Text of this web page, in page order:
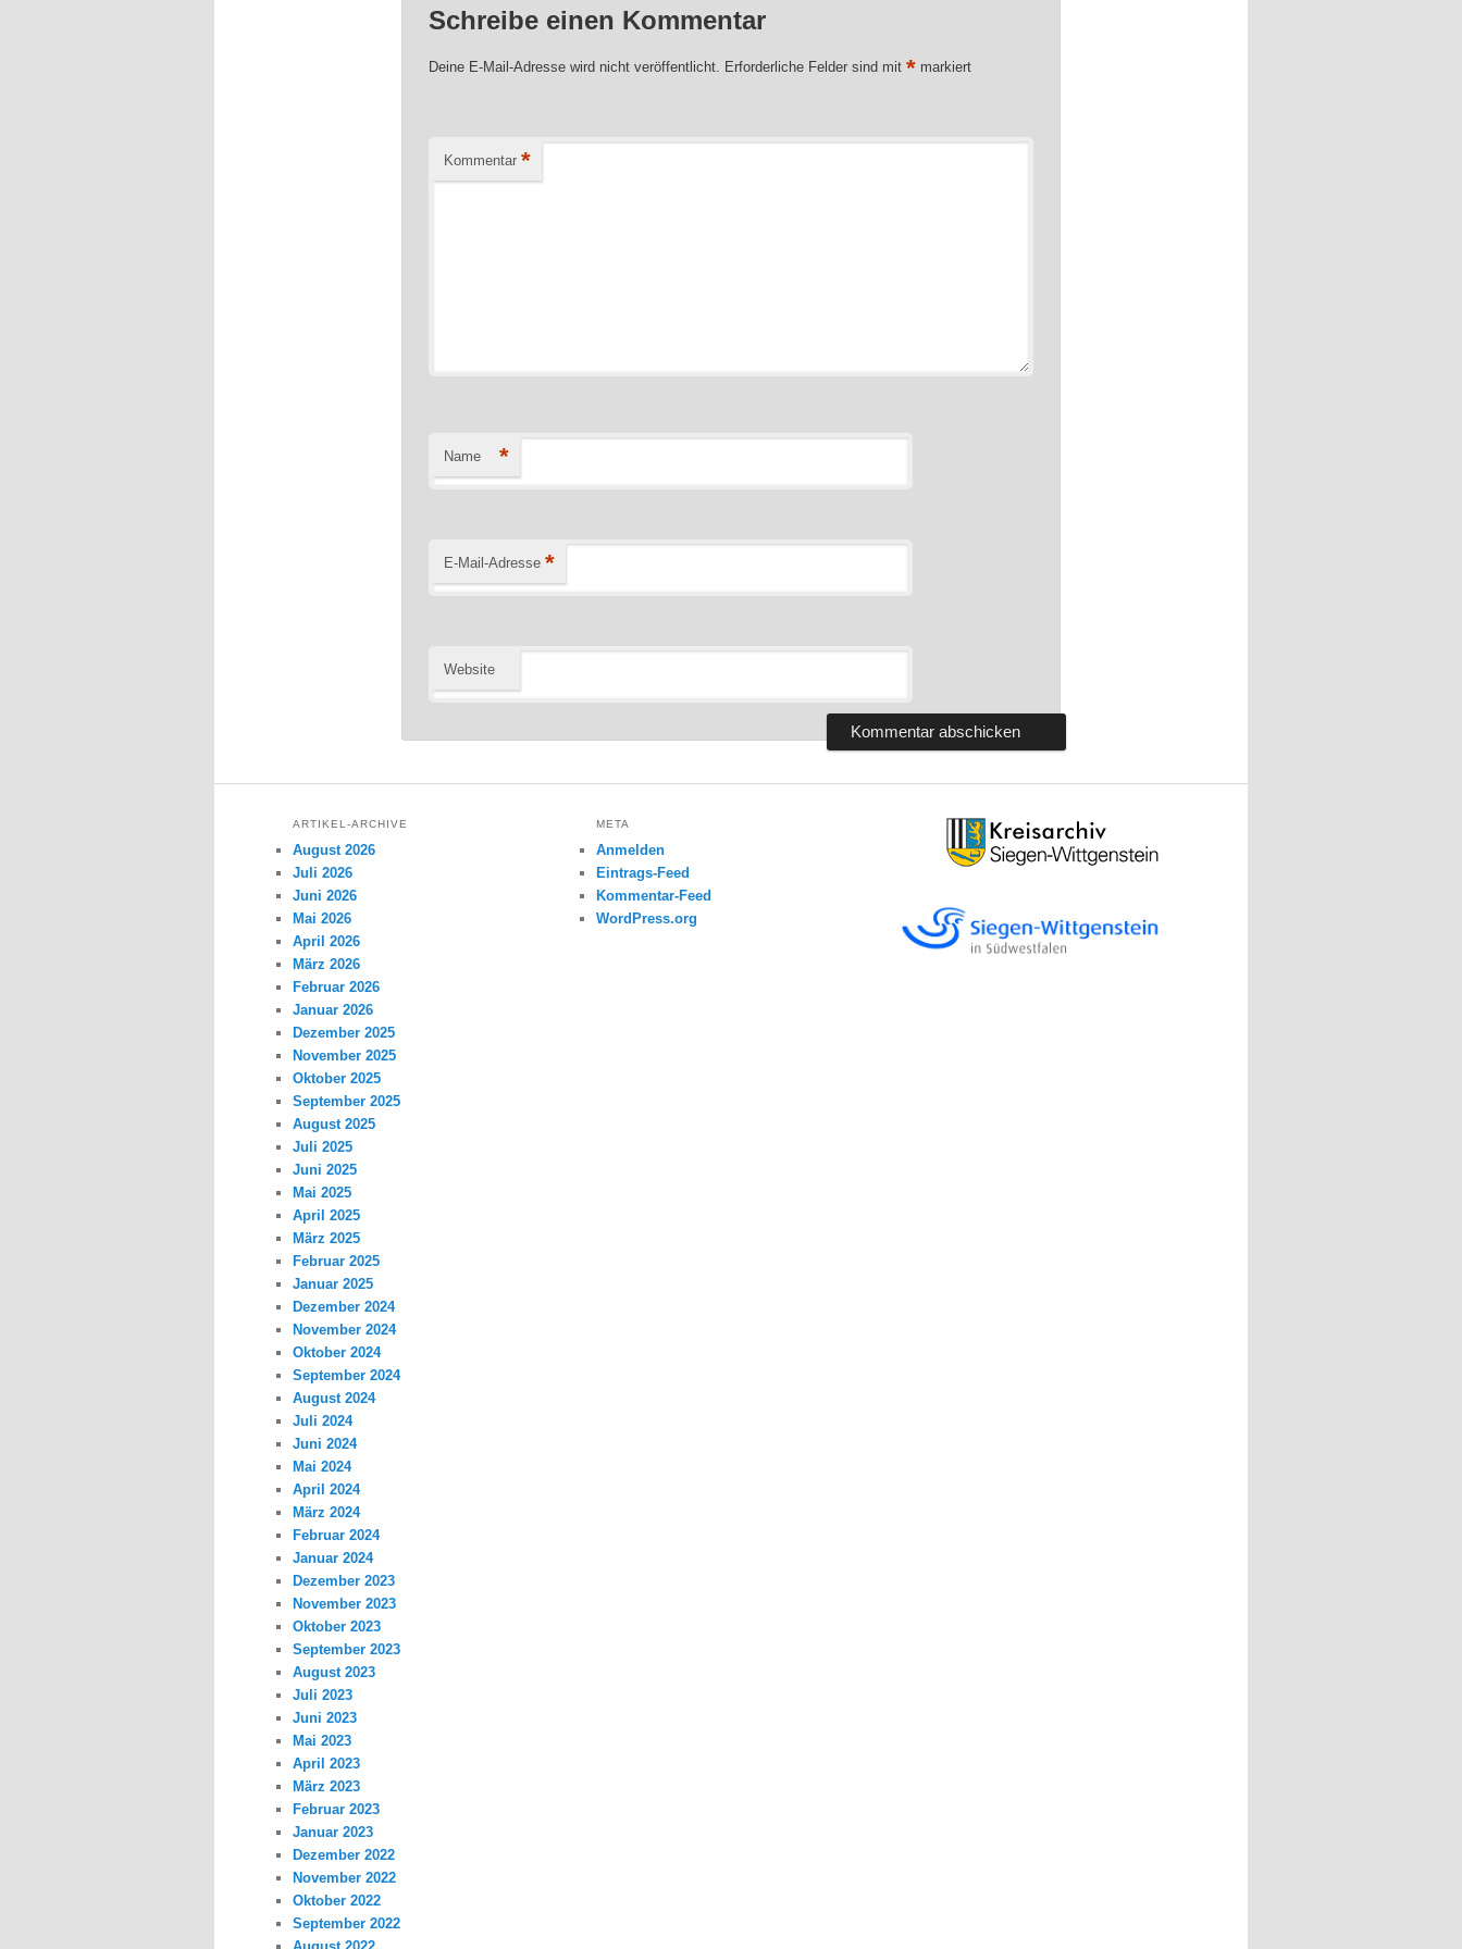
Schreibe einen Kommentar
Deine E-Mail-Adresse wird nicht veröffentlicht. Erforderliche Felder sind mit* markiert
Kommentar *
Name *
E-Mail-Adresse *
Website
ARTIKEL-ARCHIVE
August 2026
Juli 2026
Juni 2026
Mai 2026
April 2026
März 2026
Februar 2026
Januar 2026
Dezember 2025
November 2025
Oktober 2025
September 2025
August 2025
Juli 2025
Juni 2025
Mai 2025
April 2025
März 2025
Februar 2025
Januar 2025
Dezember 2024
November 2024
Oktober 2024
September 2024
August 2024
Juli 2024
Juni 2024
Mai 2024
April 2024
März 2024
Februar 2024
Januar 2024
Dezember 2023
November 2023
Oktober 2023
September 2023
August 2023
Juli 2023
Juni 2023
Mai 2023
April 2023
März 2023
Februar 2023
Januar 2023
Dezember 2022
November 2022
Oktober 2022
September 2022
META
Anmelden
Eintrags-Feed
Kommentar-Feed
WordPress.org